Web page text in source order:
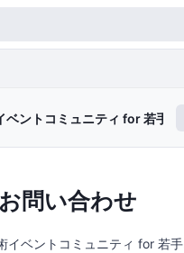
ベントコミュニティ for 若手
問い合わせ
イベントコミュニティ for 若